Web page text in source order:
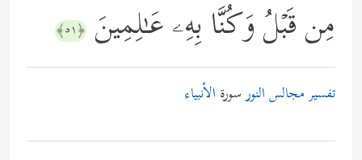
مِن قَبۡلُ وَكُنَّا بِهِۦ عَـٰلِمِینَ ﴿٥١﴾
تفسير مجالس النورسورة الأنبياء